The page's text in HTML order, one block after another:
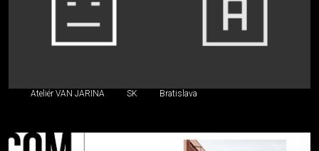
Ateliér VAN JARINA SK Bratislava